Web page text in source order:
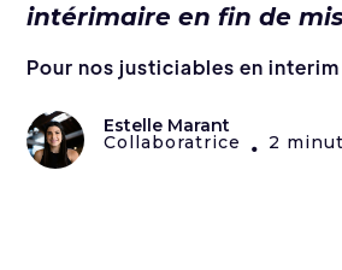
intérimaire en fin de
Pour nos justiciables en interim
Estelle Marant
Collaboratrice • 2